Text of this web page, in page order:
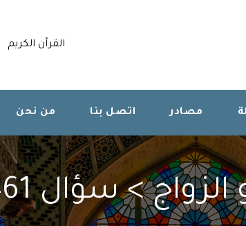
القرآن الكريم
مصادر اتصل بنا من نحن
> سؤال 164461